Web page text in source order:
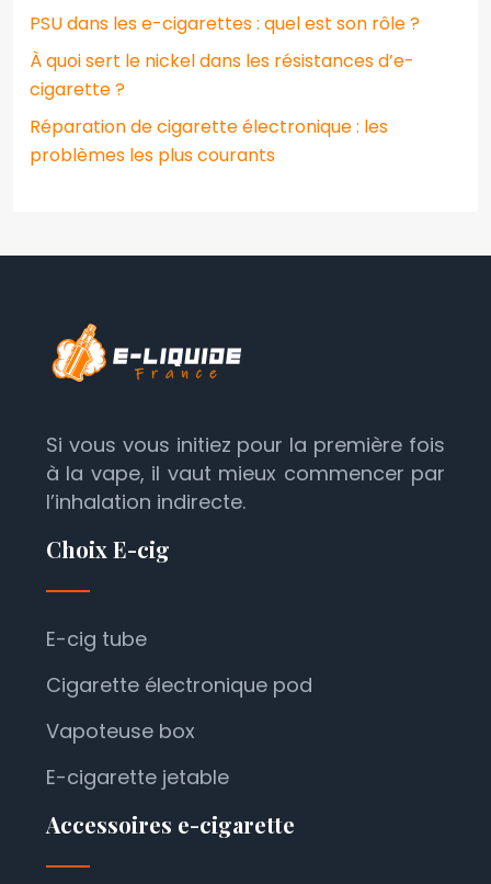
PSU dans les e-cigarettes : quel est son rôle ?
À quoi sert le nickel dans les résistances d’e-
cigarette ?
Réparation de cigarette électronique : les
problèmes les plus courants
Si vous vous initiez pour la première fois
à la vape, il vaut mieux commencer par
l’inhalation indirecte.
Choix E-cig
E-cig tube
Cigarette électronique pod
Vapoteuse box
E-cigarette jetable
Accessoires e-cigarette